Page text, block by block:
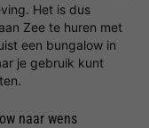
Het is dus
Zee te huren met
een bungalow in
je gebruik kunt
naar wens